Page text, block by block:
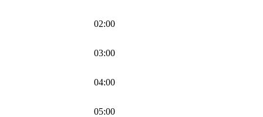
02:00
03:00
04:00
05:00